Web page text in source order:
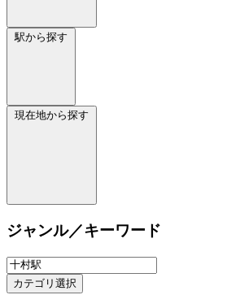
駅から探す
現在地から探す
ジャンル／キーワード
カテゴリ選択